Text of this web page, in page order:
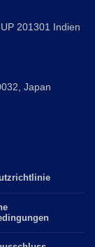
201301 Indien
Japan